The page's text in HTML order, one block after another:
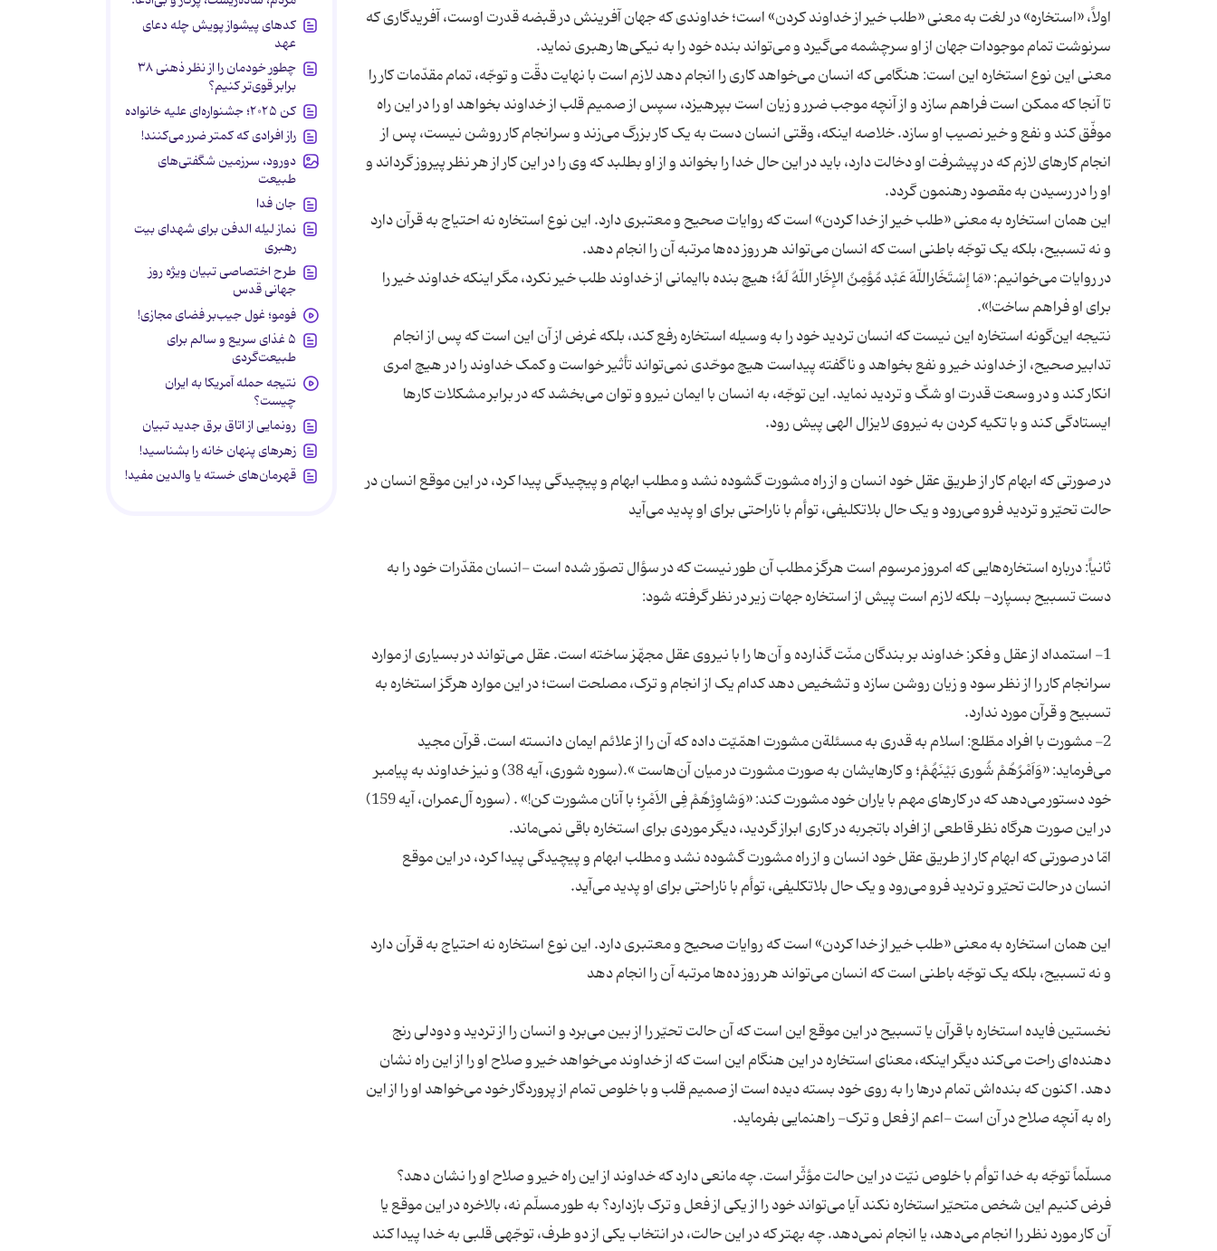
اولاً، «استخاره» در لغت به معنی «طلب خیر از خداوند کردن» است؛ خداوندی که جهان آفرینش در قبضه قدرت اوست، آفریدگاری که
معنی این نوع استخاره این است: هنگامی که انسان می‌خواهد کاری را انجام دهد لازم است با نهایت دقّت و توجّه، تمام مقدّمات کار را
تا آنجا که ممکن است فراهم سازد و از آنچه موجب ضرر و زیان است بپرهیزد، سپس از صمیم قلب از خداوند بخواهد او را در این راه
موفّق کند و نفع و خیر نصیب او سازد. خلاصه اینکه، وقتی انسان دست به یک کار بزرگ می‌زند و سرانجام کار روشن نیست، پس از
انجام کارهای لازم که در پیشرفت او دخالت دارد، باید در این حال خدا را بخواند و از او بطلبد که وی را در این کار از هر نظر پیروز گرداند و
این همان استخاره به معنی «طلب خیر از خدا کردن» است که روایات صحیح و معتبری دارد. این نوع استخاره نه احتیاج به قرآن دارد
در روایات می‌خوانیم: «مَا إسْتَخَاراللّهَ عَبْد مُؤمِنُ الإخَار اللّهُ لَهُ؛ هیچ بنده باایمانی از خداوند طلب خیر نکرد، مگر اینکه خداوند خیر را
نتیجه این‌گونه استخاره این نیست که انسان تردید خود را به وسیله استخاره رفع کند، بلکه غرض از آن این است که پس از انجام
تدابیر صحیح، از خداوند خیر و نفع بخواهد و ناگفته پیداست هیچ موحّدی نمی‌تواند تأثیر خواست و کمک خداوند را در هیچ امری
انکار کند و در وسعت قدرت او شکّ و تردید نماید. این توجّه، به انسان با ایمان نیرو و توان می‌بخشد که در برابر مشکلات کارها
در صورتی که ابهام کار از طریق عقل خود انسان و از راه مشورت گشوده نشد و مطلب ابهام و پیچیدگی پیدا کرد، در این موقع انسان در
ثانیاً: درباره استخاره‌هایی که امروز مرسوم است هرگز مطلب آن طور نیست که در سؤال تصوّر شده است -انسان مقدّرات خود را به
1- استمداد از عقل و فکر: خداوند بر بندگان منّت گذارده و آن‌ها را با نیروی عقل مجهّز ساخته است. عقل می‌تواند در بسیاری از موارد
سرانجام کار را از نظر سود و زیان روشن سازد و تشخیص دهد کدام یک از انجام و ترک، مصلحت است؛ در این موارد هرگز استخاره به
2- مشورت با افراد مطّلع: اسلام به قدری به مسئلةن مشورت اهمّیّت داده که آن را از علائم ایمان دانسته است. قرآن مجید
می‌فرماید: «وَاَمْرُهُمْ شُوری بَیْنَهُمْ؛ و کارهایشان به صورت مشورت در میان آن‌هاست ».(سوره شوری، آیه 38) و نیز خداوند به پیامبر
خود دستور می‌دهد که در کارهای مهم با یاران خود مشورت کند: «وَشاوِرْهُمْ فِی الاَمْرِ؛ با آنان مشورت کن!» . (سوره آل‌عمران، آیه 159)
امّا در صورتی که ابهام کار از طریق عقل خود انسان و از راه مشورت گشوده نشد و مطلب ابهام و پیچیدگی پیدا کرد، در این موقع
این همان استخاره به معنی «طلب خیر از خدا کردن» است که روایات صحیح و معتبری دارد. این نوع استخاره نه احتیاج به قرآن دارد
نخستین فایده استخاره با قرآن یا تسبیح در این موقع این است که آن حالت تحیّر را از بین می‌برد و انسان را از تردید و دودلی رنج
دهنده‌ای راحت می‌کند دیگر اینکه، معنای استخاره در این هنگام این است که از خداوند می‌خواهد خیر و صلاح او را از این راه نشان
دهد. اکنون که بنده‌اش تمام درها را به روی خود بسته دیده است از صمیم قلب و با خلوص تمام از پروردگار خود می‌خواهد او را از این
فرض کنیم این شخص متحیّر استخاره نکند آیا می‌تواند خود را از یکی از فعل و ترک بازدارد؟ به طور مسلّم نه، بالاخره در این موقع یا
آن کار مورد نظر را انجام می‌دهد، یا انجام نمی‌دهد. چه بهتر که در این حالت، در انتخاب یکی از دو طرف، توجّهی قلبی به خدا پیدا کند
کدهای پیشواز پویش چله دعای
عهد
چطور خودمان را از نظر ذهنی ۳۸
برابر قوی‌تر کنیم؟
کن ۲۰۲۵؛ جشنواره‌ای علیه خانواده
راز افرادی که کمتر ضرر می‌کنند!
دورود، سرزمین شگفتی‌های
طبیعت
جان فدا
نماز لیله الدفن برای شهدای بیت
رهبری
طرح اختصاصی تبیان ویژه روز
جهانی قدس
فومو؛ غول جیب‌بر فضای مجازی!
۵ غذای سریع و سالم برای
طبیعت‌گردی
نتیجه حمله آمریکا به ایران
چیست؟
رونمایی از اتاق برق جدید تبیان
زهرهای پنهان خانه را بشناسید!
قهرمان‌های خسته یا والدین مفید!